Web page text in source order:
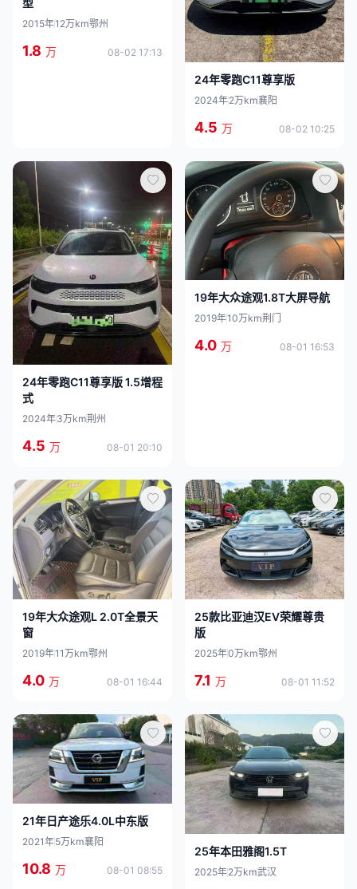
型
2015年12万km鄂州
1.8 万 08-02 17:13
24年零跑C11尊享版
2024年2万km襄阳
4.5 万 08-02 10:25
24年零跑C11尊享版 1.5增程
式
2024年3万km荆州
4.5 万 08-01 20:10
19年大众途观1.8T大屏导航
2019年10万km荆门
4.0 万 08-01 16:53
19年大众途观L 2.0T全景天
窗
2019年11万km鄂州
4.0 万 08-01 16:44
25款比亚迪汉EV荣耀尊贵
版
2025年0万km鄂州
7.1 万 08-01 11:52
21年日产途乐4.0L中东版
2021年5万km襄阳
10.8 万 08-01 08:55
25年本田雅阁1.5T
2025年2万km武汉